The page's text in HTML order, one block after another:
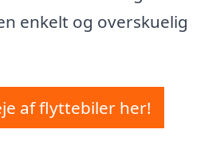
enkelt og overskuelig
af flyttebiler her!